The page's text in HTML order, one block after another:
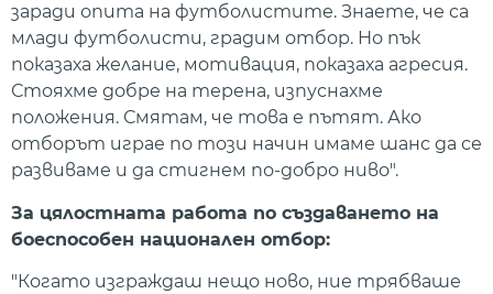
заради опита на футболистите. Знаете, че са
млади футболисти, градим отбор. Но пък
показаха желание, мотивация, показаха агресия.
Стояхме добре на терена, изпуснахме
положения. Смятам, че това е пътят. Ако
отборът играе по този начин имаме шанс да се
развиваме и да стигнем по-добро ниво".
За цялостната работа по създаването на
боеспособен национален отбор:
"Когато изграждаш нещо ново, ние трябваше